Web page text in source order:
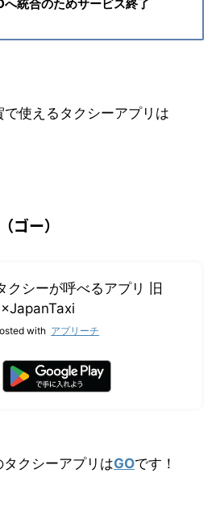
統合のためサービス終了
使えるタクシーアプリは
ゴー）
クシーが呼べるアプリ 旧
with アプリーチ
クシーアプリはGOです！